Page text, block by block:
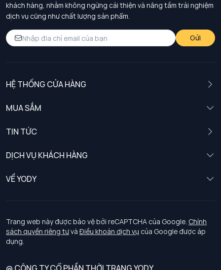
khách hàng, nhằm không ngừng cải thiện và nâng tầm trải nghiệm
dịch vụ cũng như chất lượng sản phẩm.
Gửi
HỆ THỐNG CỬA HÀNG
MUA SẮM
TIN TỨC
DỊCH VỤ KHÁCH HÀNG
Chính sách khách hàng thân thiết
Chính sách bảo vệ dữ liệu cá nhân
Chính sách thanh toán, giao nhận
Chính sách chất lượng và an toàn sức khoẻ nghề nghiệp
VỀ YODY
Tuyển dụng
Trang web này được bảo vệ bởi reCAPTCHA của Google. Chính
sách quyền riêng tưvà Điều khoản dịch vụ của Google được áp
dụng.